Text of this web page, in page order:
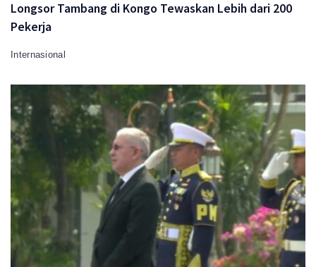
Longsor Tambang di Kongo Tewaskan Lebih dari 200
Pekerja
Internasional